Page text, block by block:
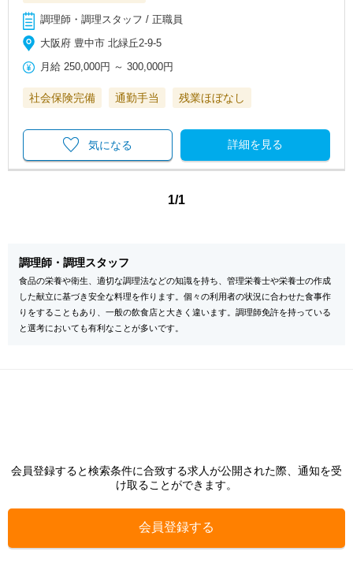
調理師・調理スタッフ / 正職員
大阪府 豊中市 北緑丘2-9-5
月給 250,000円 ～300,000円
社会保険完備 通勤手当 残業ほぼなし
詳細を見る
気になる
1/1
調理師・調理スタッフ
食品の栄養や衛生、適切な調理法などの知識を持ち、管理栄養士や栄養士の作成
した献立に基づき安全な料理を作ります。個々の利用者の状況に合わせた食事作
りをすることもあり、一般の飲食店と大きく違います。調理師免許を持っている
と選考においても有利なことが多いです。
会員登録すると検索条件に合致する求人が公開された際、通知を受
け取ることができます。
会員登録する